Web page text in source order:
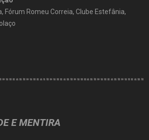
Fórum Romeu Correia, Clube Estefânia,
E MENTIRA